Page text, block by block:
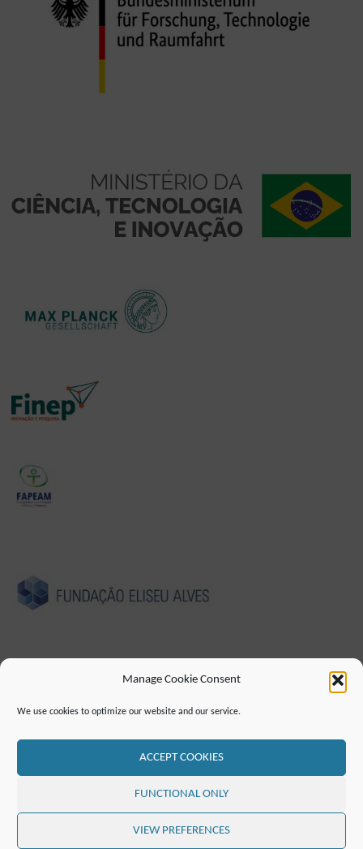
Manage Cookie Consent
We use cookies to optimize our website and our service.
ACCEPT COOKIES
FUNCTIONAL ONLY
VIEW PREFERENCES
CUNHO
POLÍTICA DE PRIVACIDADE
RSS FEED
©2019 ATTO - Amazon Tall Tower Observatory
POWERED BYSEPTERA&WORDPRESS.